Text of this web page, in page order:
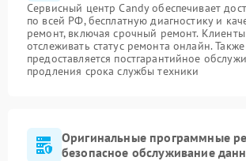
Сервисный центр Candy обеспечивает
по всей РФ, бесплатную диагностику и
ремонт, включая срочный ремонт.
отслеживать статус ремонта онлайн. Также
предоставляется постгарантийное
продления срока службы техники
Оригинальные программные
безопасное обслуживание